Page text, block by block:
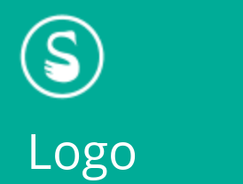
Inhalt
springen
Logo